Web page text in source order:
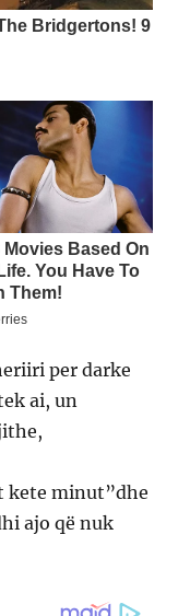
per darke
ai, un
kete minut”dhe
ajo që nuk